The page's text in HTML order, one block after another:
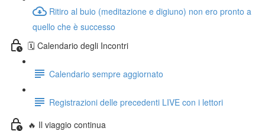
Ritiro al buio (meditazione e digiuno) non ero pronto a
quello che è successo
🗓️ Calendario degli Incontri
Calendario sempre aggiornato
Registrazioni delle precedenti LIVE con i lettori
🔥 Il viaggio continua